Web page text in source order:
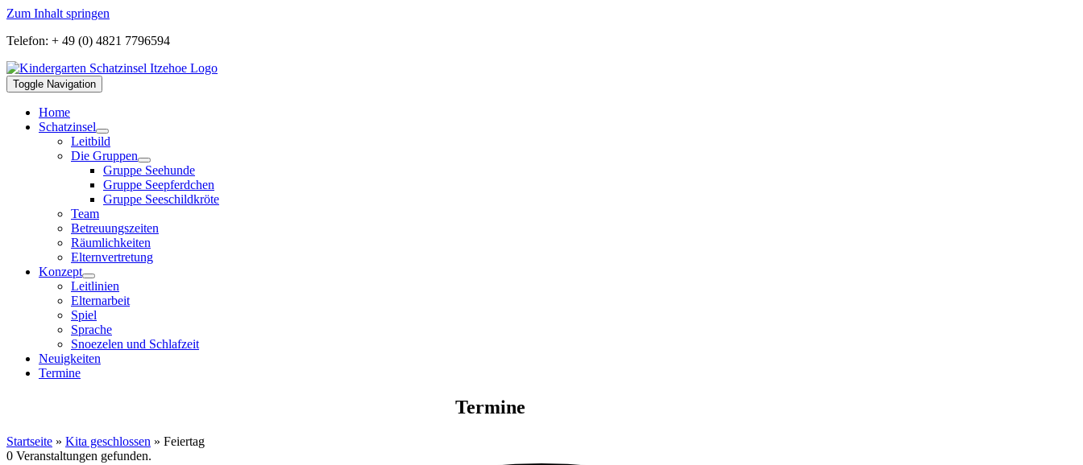
Zum Inhalt springen
Telefon: + 49 (0) 4821 7796594
Toggle Navigation
Home
Schatzinsel
Leitbild
Die Gruppen
Gruppe Seehunde
Gruppe Seepferdchen
Gruppe Seeschildkröte
Team
Betreuungszeiten
Räumlichkeiten
Elternvertretung
Konzept
Leitlinien
Elternarbeit
Spiel
Sprache
Snoezelen und Schlafzeit
Neuigkeiten
Termine
Termine
Startseite » Kita geschlossen » Feiertag
0 Veranstaltungen gefunden.